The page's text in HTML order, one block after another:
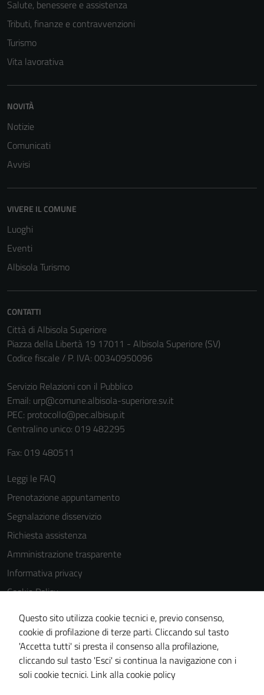
Salute, benessere e assistenza
Tributi, finanze e contravvenzioni
Turismo
Vita lavorativa
NOVITÀ
Notizie
Comunicati
Avvisi
VIVERE IL COMUNE
Luoghi
Eventi
Albisola Turismo
CONTATTI
Città di Albisola Superiore
Piazza della Libertà 19 17011 - Albisola Superiore (SV)
Codice fiscale / P. IVA: 00340950096
Servizio Relazioni con il Pubblico
Email: urp@comune.albisola-superiore.sv.it
PEC: protocollo@pec.albisup.it
Centralino unico: 019 482295
Fax: 019 480511
Leggi le FAQ
Prenotazione appuntamento
Segnalazione disservizio
Richiesta assistenza
Amministrazione trasparente
Informativa privacy
Cookie Policy
Note legali
Dichiarazione di accessibilità
Piano di miglioramento del sito
Statistiche sito web
Questo sito utilizza cookie tecnici e, previo consenso,
cookie di profilazione di terze parti. Cliccando sul tasto
'Accetta tutti' si presta il consenso alla profilazione,
cliccando sul tasto 'Esci' si continua la navigazione con i
soli cookie tecnici. Link alla cookie policy
Tecnici
Questi cookie
sono necessari
per il